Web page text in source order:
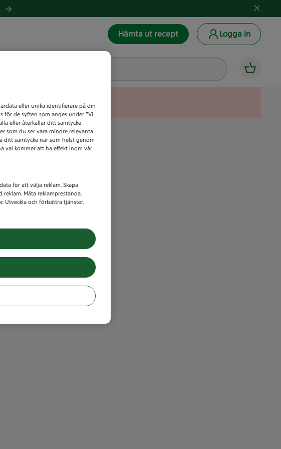
Hämta ut recept Logga in
error
eller unika identifierare på din
för de syften som anges under ”Vi
eller återkallar ditt samtycke
som du ser vara mindre relevanta
ditt samtycke när som helst genom
val kommer att ha effekt inom vår
för att välja reklam. Skapa
Mäta reklamprestanda.
Utveckla och förbättra tjänster.